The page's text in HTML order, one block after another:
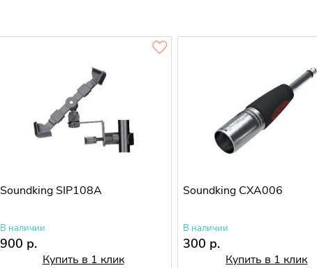
Soundking SIP108A
В наличии
900 р.
Купить в 1 клик
Soundking CXA006
В наличии
300 р.
Купить в 1 клик